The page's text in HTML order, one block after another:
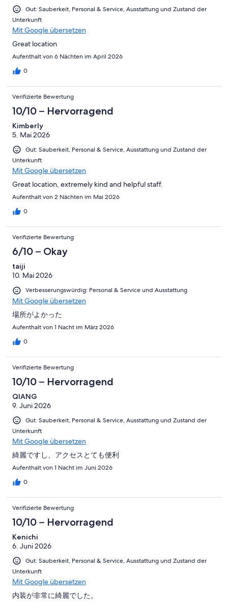
Ungenügend
Gut: Sauberkeit, Personal & Service, Ausstattung und Zustand der
Unterkunft
Mit Google übersetzen
Great location
Aufenthalt von 6 Nächten im April 2026
0
Verifizierte Bewertung
10/10 – Hervorragend
Kimberly
5. Mai 2026
Gut: Sauberkeit, Personal & Service, Ausstattung und Zustand der
Unterkunft
Mit Google übersetzen
Great location, extremely kind and helpful staff.
Aufenthalt von 2 Nächten im Mai 2026
0
Verifizierte Bewertung
6/10 – Okay
taiji
10. Mai 2026
Verbesserungswürdig: Personal & Service und Ausstattung
Mit Google übersetzen
場所がよかった
Aufenthalt von 1 Nacht im März 2026
0
Verifizierte Bewertung
10/10 – Hervorragend
QIANG
9. Juni 2026
Gut: Sauberkeit, Personal & Service, Ausstattung und Zustand der
Unterkunft
Mit Google übersetzen
綺麗ですし、アクセスとても便利
Aufenthalt von 1 Nacht im Juni 2026
0
Verifizierte Bewertung
10/10 – Hervorragend
Kenichi
6. Juni 2026
Gut: Sauberkeit, Personal & Service, Ausstattung und Zustand der
Unterkunft
Mit Google übersetzen
内装が非常に綺麗でした。